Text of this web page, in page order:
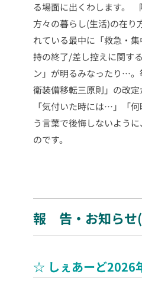
る場面に出くわします。
方々の暮らし(生活)の在り
れている最中に「救急・
持の終了/差し控えに関す
ン」が明るみなったり…
衛装備移転三原則」の改定
「気付いた時には…」「
う言葉で後悔しないよう
のです。
報 告・お知らせ
☆ しぇあーど2026